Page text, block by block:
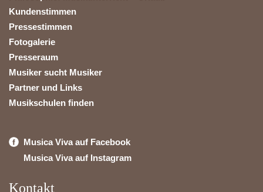
Kundenstimmen
Pressestimmen
Fotogalerie
Presseraum
Musiker sucht Musiker
Partner und Links
Musikschulen finden
Musica Viva auf Facebook
Musica Viva auf Instagram
Kontakt